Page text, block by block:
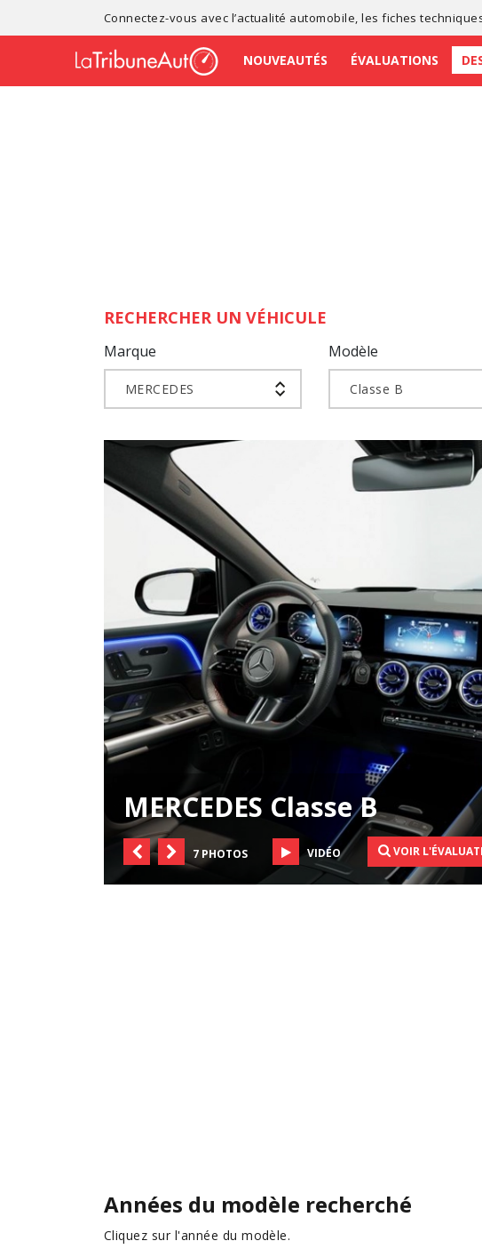
Connectez-vous avec l’actualité automobile , lesfiches
NOUVEAUTÉS ÉVALUATIONS
RECHERCHER UN VÉHICULE
Marque
MERCEDES
Modèle
Classe B
MERCEDES Classe B
7 PHOTOS VIDÉO VOIR
Années du modèle recherché
Cliquez sur l'année du modèle.